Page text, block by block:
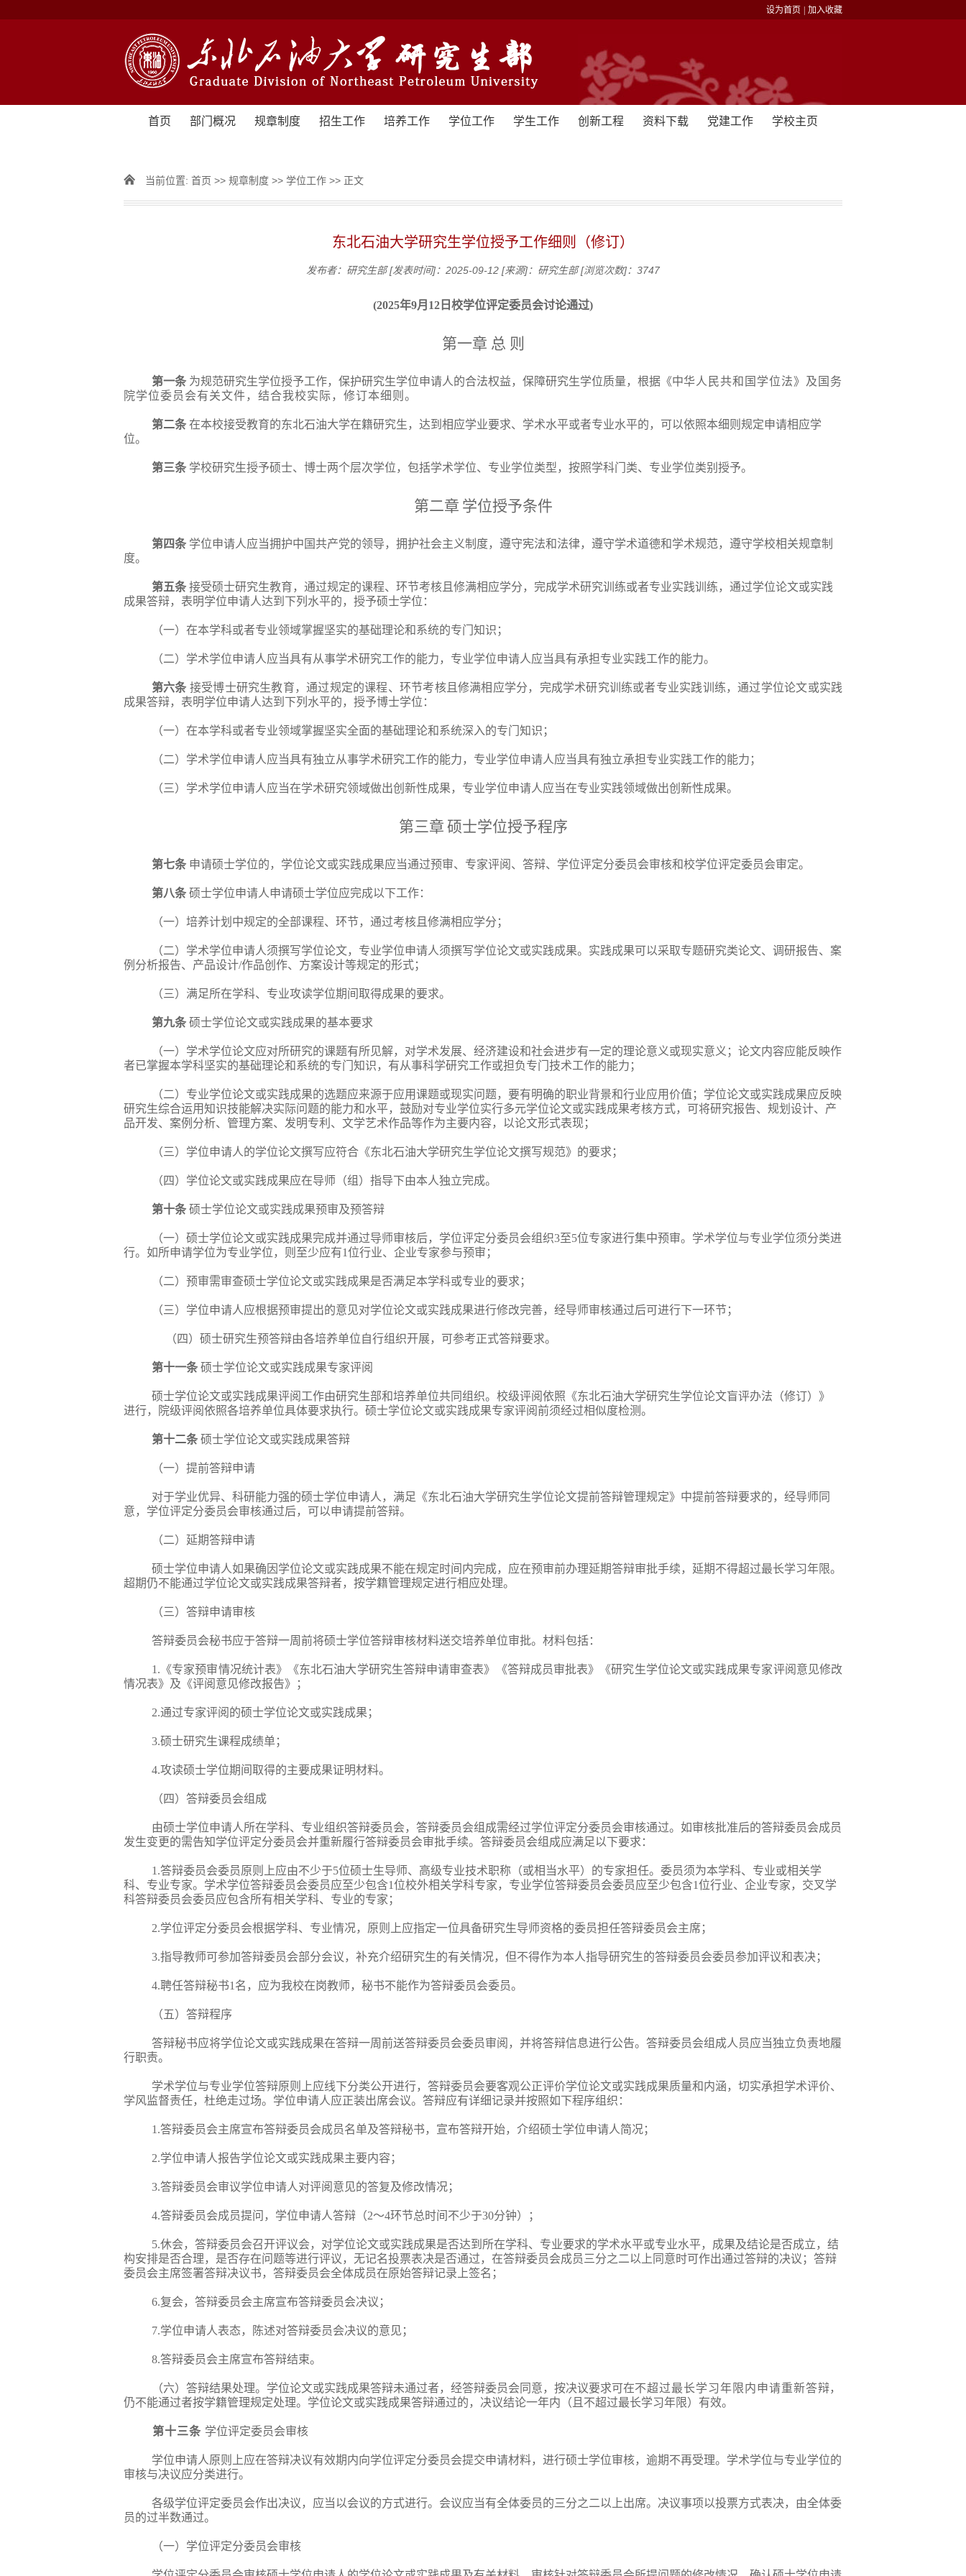
设为首页 加入收藏
首页 部门概况 规章制度 招生工作 培养工作 学位工作 学生工作 创新工程 资料下载 党建工作 学校主页
当前位置: 首页 >> 规章制度 >> 学位工作 >> 正文
东北石油大学研究生学位授予工作细则（修订）
发布者：研究生部 [发表时间]：2025-09-12 [来源]：研究生部[浏览次数]： 3747
(2025年9月12日校学位评定委员会讨论通过)
第一章 总 则
第一条 为规范研究生学位授予工作，保护研究生学位申请人的合法权益，保障研究生学位质量，根据《中华人民共和国学位法》及国务
院学位委员会有关文件，结合我校实际，修订本细则。
第二条 在本校接受教育的东北石油大学在籍研究生，达到相应学业要求、学术水平或者专业水平的，可以依照本细则规定申请相应学
位。
第三条 学校研究生授予硕士、博士两个层次学位，包括学术学位、专业学位类型，按照学科门类、专业学位类别授予。
第二章 学位授予条件
第四条 学位申请人应当拥护中国共产党的领导，拥护社会主义制度，遵守宪法和法律，遵守学术道德和学术规范，遵守学校相关规章制
度。
第五条 接受硕士研究生教育，通过规定的课程、环节考核且修满相应学分，完成学术研究训练或者专业实践训练，通过学位论文或实践
成果答辩，表明学位申请人达到下列水平的，授予硕士学位：
（一）在本学科或者专业领域掌握坚实的基础理论和系统的专门知识；
（二）学术学位申请人应当具有从事学术研究工作的能力，专业学位申请人应当具有承担专业实践工作的能力。
第六条 接受博士研究生教育，通过规定的课程、环节考核且修满相应学分，完成学术研究训练或者专业实践训练，通过学位论文或实践
成果答辩，表明学位申请人达到下列水平的，授予博士学位：
（一）在本学科或者专业领域掌握坚实全面的基础理论和系统深入的专门知识；
（二）学术学位申请人应当具有独立从事学术研究工作的能力，专业学位申请人应当具有独立承担专业实践工作的能力；
（三）学术学位申请人应当在学术研究领域做出创新性成果，专业学位申请人应当在专业实践领域做出创新性成果。
第三章 硕士学位授予程序
第七条 申请硕士学位的，学位论文或实践成果应当通过预审、专家评阅、答辩、学位评定分委员会审核和校学位评定委员会审定。
第八条 硕士学位申请人申请硕士学位应完成以下工作：
（一）培养计划中规定的全部课程、环节，通过考核且修满相应学分；
（二）学术学位申请人须撰写学位论文，专业学位申请人须撰写学位论文或实践成果。实践成果可以采取专题研究类论文、调研报告、案
例分析报告、产品设计/作品创作、方案设计等规定的形式；
（三）满足所在学科、专业攻读学位期间取得成果的要求。
第九条 硕士学位论文或实践成果的基本要求
（一）学术学位论文应对所研究的课题有所见解，对学术发展、经济建设和社会进步有一定的理论意义或现实意义；论文内容应能反映作
者已掌握本学科坚实的基础理论和系统的专门知识，有从事科学研究工作或担负专门技术工作的能力；
（二）专业学位论文或实践成果的选题应来源于应用课题或现实问题，要有明确的职业背景和行业应用价值；学位论文或实践成果应反映
研究生综合运用知识技能解决实际问题的能力和水平，鼓励对专业学位实行多元学位论文或实践成果考核方式，可将研究报告、规划设计、产
品开发、案例分析、管理方案、发明专利、文学艺术作品等作为主要内容，以论文形式表现；
（三）学位申请人的学位论文撰写应符合《东北石油大学研究生学位论文撰写规范》的要求；
（四）学位论文或实践成果应在导师（组）指导下由本人独立完成。
第十条 硕士学位论文或实践成果预审及预答辩
（一）硕士学位论文或实践成果完成并通过导师审核后，学位评定分委员会组织3至5位专家进行集中预审。学术学位与专业学位须分类进
行。如所申请学位为专业学位，则至少应有1位行业、企业专家参与预审；
（二）预审需审查硕士学位论文或实践成果是否满足本学科或专业的要求；
（三）学位申请人应根据预审提出的意见对学位论文或实践成果进行修改完善，经导师审核通过后可进行下一环节；
（四）硕士研究生预答辩由各培养单位自行组织开展，可参考正式答辩要求。
第十一条 硕士学位论文或实践成果专家评阅
硕士学位论文或实践成果评阅工作由研究生部和培养单位共同组织。校级评阅依照《东北石油大学研究生学位论文盲评办法（修订）》
进行，院级评阅依照各培养单位具体要求执行。硕士学位论文或实践成果专家评阅前须经过相似度检测。
第十二条 硕士学位论文或实践成果答辩
（一）提前答辩申请
对于学业优异、科研能力强的硕士学位申请人，满足《东北石油大学研究生学位论文提前答辩管理规定》中提前答辩要求的，经导师同
意，学位评定分委员会审核通过后，可以申请提前答辩。
（二）延期答辩申请
硕士学位申请人如果确因学位论文或实践成果不能在规定时间内完成，应在预审前办理延期答辩审批手续，延期不得超过最长学习年限。
超期仍不能通过学位论文或实践成果答辩者，按学籍管理规定进行相应处理。
（三） 答辩申请审核
答辩委员会秘书应于答辩一周前将硕士学位答辩审核材料送交培养单位审批。材料包括：
1.《专家预审情况统计表》《东北石油大学研究生答辩申请审查表》《答辩成员审批表》《研究生学位论文或实践成果专家评阅意见修改
情况表》及《评阅意见修改报告》；
2.通过专家评阅的硕士学位论文或实践成果；
3.硕士研究生课程成绩单；
4.攻读硕士学位期间取得的主要成果证明材料。
（四） 答辩委员会组成
由硕士学位申请人所在学科、专业组织答辩委员会，答辩委员会组成需经过学位评定分委员会审核通过。如审核批准后的答辩委员会成员
发生变更的需告知学位评定分委员会并重新履行答辩委员会审批手续。答辩委员会组成应满足以下要求：
1.答辩委员会委员原则上应由不少于5位硕士生导师、高级专业技术职称（或相当水平）的专家担任。委员须为本学科、专业或相关学
科、专业专家。学术学位答辩委员会委员应至少包含1位校外相关学科专家，专业学位答辩委员会委员应至少包含1位行业、企业专家，交叉学
科答辩委员会委员应包含所有相关学科、专业的专家；
2.学位评定分委员会根据学科、专业情况，原则上应指定一位具备研究生导师资格的委员担任答辩委员会主席；
3.指导教师可参加答辩委员会部分会议，补充介绍研究生的有关情况，但不得作为本人指导研究生的答辩委员会委员参加评议和表决；
4.聘任答辩秘书1名，应为我校在岗教师，秘书不能作为答辩委员会委员。
（五）答辩程序
答辩秘书应将学位论文或实践成果在答辩一周前送答辩委员会委员审阅，并将答辩信息进行公告。答辩委员会组成人员应当独立负责地履
行职责。
学术学位与专业学位答辩原则上应线下分类公开进行，答辩委员会要客观公正评价学位论文或实践成果质量和内涵，切实承担学术评价、
学风监督责任，杜绝走过场。学位申请人应正装出席会议。答辩应有详细记录并按照如下程序组织：
1.答辩委员会主席宣布答辩委员会成员名单及答辩秘书，宣布答辩开始，介绍硕士学位申请人简况；
2.学位申请人报告学位论文或实践成果主要内容；
3.答辩委员会审议学位申请人对评阅意见的答复及修改情况；
4.答辩委员会成员提问，学位申请人答辩（2～4环节总时间不少于30分钟）；
5.休会，答辩委员会召开评议会，对学位论文或实践成果是否达到所在学科、专业要求的学术水平或专业水平，成果及结论是否成立，结
构安排是否合理，是否存在问题等进行评议，无记名投票表决是否通过，在答辩委员会成员三分之二以上同意时可作出通过答辩的决议；答辩
委员会主席签署答辩决议书，答辩委员会全体成员在原始答辩记录上签名；
6.复会，答辩委员会主席宣布答辩委员会决议；
7.学位申请人表态，陈述对答辩委员会决议的意见；
8.答辩委员会主席宣布答辩结束。
（六）答辩结果处理。学位论文或实践成果答辩未通过者，经答辩委员会同意，按决议要求可在不超过最长学习年限内申请重新答辩，
仍不能通过者按学籍管理规定处理。学位论文或实践成果答辩通过的，决议结论一年内（且不超过最长学习年限）有效。
第十三条 学位评定委员会审核
学位申请人原则上应在答辩决议有效期内向学位评定分委员会提交申请材料，进行硕士学位审核，逾期不再受理。学术学位与专业学位的
审核与决议应分类进行。
各级学位评定委员会作出决议，应当以会议的方式进行。会议应当有全体委员的三分之二以上出席。决议事项以投票方式表决，由全体委
员的过半数通过。
（一）学位评定分委员会审核